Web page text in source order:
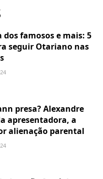
dos famosos e mais: 5
seguir Otariano nas
presa? Alexandre
apresentadora, a
alienação parental